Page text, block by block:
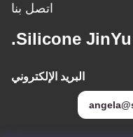
اتصل بنا
Silicone
البريد الإلكتروني